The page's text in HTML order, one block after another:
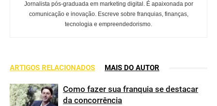
Jornalista pós-graduada em marketing digital. É apaixonada por
comunicação e inovação. Escreve sobre franquias, finanças,
tecnologia e empreendedorismo.
ARTIGOS RELACIONADOS MAIS DO AUTOR
Como fazer sua franquia se destacar
da concorrência